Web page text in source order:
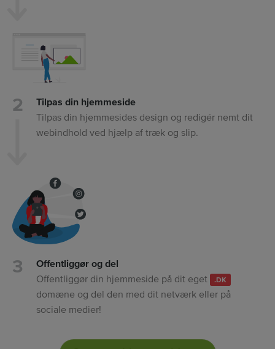
Tilpas din hjemmeside
Tilpas din hjemmesides design og redigér nemt dit
webindhold ved hjælp af træk og slip.
Offentliggør og del
Offentliggør din hjemmeside på dit eget
.DK
domæne og del den med dit netværk eller på
sociale medier!